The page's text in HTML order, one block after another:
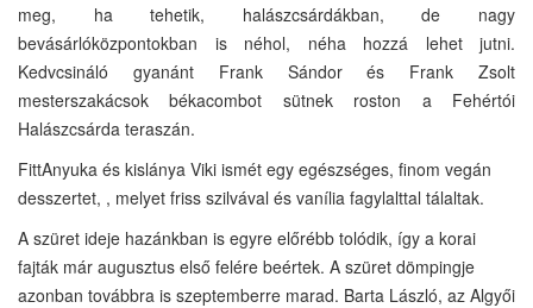
meg, ha tehetik, halászcsárdákban, de nagy
bevásárlóközpontokban is néhol, néha hozzá lehet jutni.
Kedvcsináló gyanánt Frank Sándor és Frank Zsolt
mesterszakácsok békacombot sütnek roston a Fehértói
Halászcsárda teraszán.
FittAnyuka és kislánya Viki ismét egy egészséges, finom vegán
desszertet, , melyet friss szilvával és vanília fagylalttal tálaltak.
A szüret ideje hazánkban is egyre előrébb tolódik, így a korai
fajták már augusztus első felére beértek. A szüret dömpingje
azonban továbbra is szeptemberre marad. Barta László, az Algyői